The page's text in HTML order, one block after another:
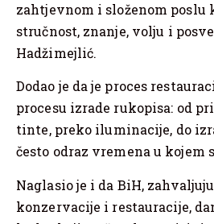
zahtjevnom i složenom
stručnost, znanje, volju i
Hadžimejlić.
Dodao je da je proces
procesu izrade rukopisa: od
tinte, preko iluminacije, do
često odraz vremena u kojem
Naglasio je i da BiH,
konzervacije i restauracije,